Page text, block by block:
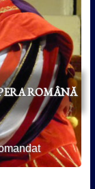
ROMÂNĂ